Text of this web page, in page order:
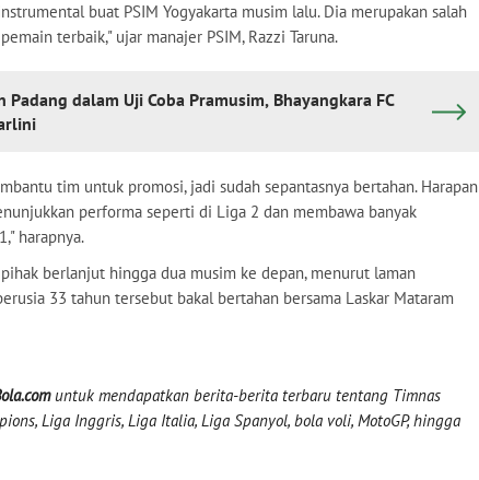
buat PSIM Yogyakarta musim lalu. Dia merupakan salah
terbaik," ujar manajer PSIM, Razzi Taruna.
Padang dalam Uji Coba Pramusim, Bhayangkara FC
tim untuk promosi, jadi sudah sepantasnya bertahan. Harapan
performa seperti di Liga 2 dan membawa banyak
harapnya.
berlanjut hingga dua musim ke depan, menurut laman
33 tahun tersebut bakal bertahan bersama Laskar Mataram
untuk mendapatkan berita-berita terbaru tentang Timnas
Liga Inggris, Liga Italia, Liga Spanyol, bola voli, MotoGP, hingga